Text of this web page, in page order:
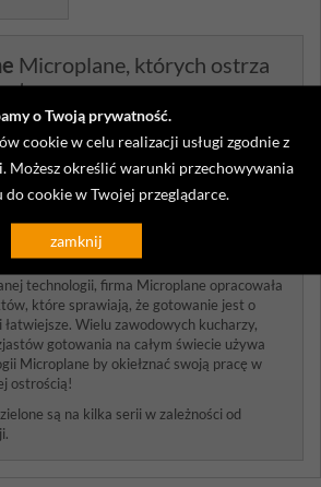
o Twoją prywatność.
cookie w celu realizacji usługi zgodnie z
. Możesz określić warunki przechowywania
do cookie w Twojej przeglądarce.
zamknij
Microplane, których ostrza
tarki, dzięki którym wzmocnisz smak i
potraw. Podczas, gdy większość
się na technologii wytłaczania metali,
są nieefektywne, Micoroplane tworzy
zęby, z wykorzystaniem procesu
marki Microplane
technologii, firma Microplane opracowała
które sprawiają, że gotowanie jest o
Wielu zawodowych kucharzy,
gotowania na całym świecie używa
Microplane by okiełznać swoją pracę w
ostrością!
są na kilka serii w zależności od